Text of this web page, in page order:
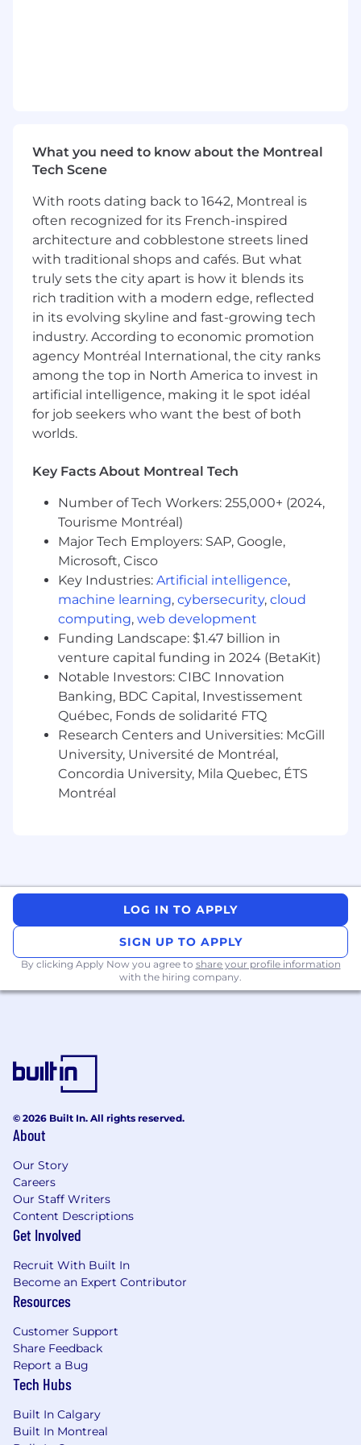
de Gameloft Montréal et publier
régulièrement l'information sur les divers
projets et activités en cours dans
l'ensemble du studio de Montréal
Effectuer toute autre tâche connexe
***
Gameloft Montreal is looking for an intern to
join its Communications team. Under the
supervision of the Senior Communication
Specialist, this person will help the team to
promote Gameloft Montreal's brand image by
actively taking part in coordinating the studio's
communications and events.
From the beginning of your adventure with us,
media communications (LinkedIn,
Facebook, X)
Design visuals, create newsletters, and
develop video content
Help organize internal events
Update the Gameloft Montreal intranet
and regularly post information about
various ongoing projects and activities
across the Montreal studio
Perform any other related tasks
Qualifications
Diplôme en Communications obtenu ou en
un domaine connexe
Bonnes qualités relationnelles
Bonne compétences rédactionnelles
Organisation et efficacité
Créativité
français autant à l'oral qu'à l'écrit
Présence au studio 3 fois par semaine
or currently pursuing a degree in
a related field
Proficiency in Microsoft Office, social media,
Asana (or a similar platform), and Canva
Strong interpersonal skills
Strong writing skills
Organization and efficiency
Creativity
Fluency in English and
What you need to know about the Montreal
Tech Scene
With roots dating back to 1642, Montreal is
often recognized for its French-inspired
architecture and cobblestone streets lined
with traditional shops and cafés. But what
truly sets the city apart is how it blends its
rich tradition with a modern edge, reflected
in its evolving skyline and fast-growing tech
industry. According to economic promotion
agency Montréal International, the city ranks
among the top in North America to invest in
artificial intelligence, making it le spot idéal
for job seekers who want the best of both
worlds.
Key Facts About Montreal Tech
Number of Tech Workers: 255,000+ (2024,
Tourisme Montréal)
Major Tech Employers: SAP, Google,
Microsoft, Cisco
Key Industries: Artificial intelligence,
machine learning, cybersecurity, cloud
computing, web development
Funding Landscape: $1.47 billion in
venture capital funding in 2024 (BetaKit)
Notable Investors: CIBC Innovation
Banking, BDC Capital, Investissement
Québec, Fonds de solidarité FTQ
Research Centers and Universities: McGill
University, Université de Montréal,
Concordia University, Mila Quebec, ÉTS
Montréal
LOG IN TO APPLY
SIGN UP TO APPLY
By clicking Apply Now you agree to share your profile information
with the hiring company.
© 2026 Built In. All rights reserved.
About
Our Story
Careers
Our Staff Writers
Content Descriptions
Get Involved
Recruit With Built In
Become an Expert Contributor
Resources
Customer Support
Share Feedback
Report a Bug
Tech Hubs
Built In Calgary
Built In Montreal